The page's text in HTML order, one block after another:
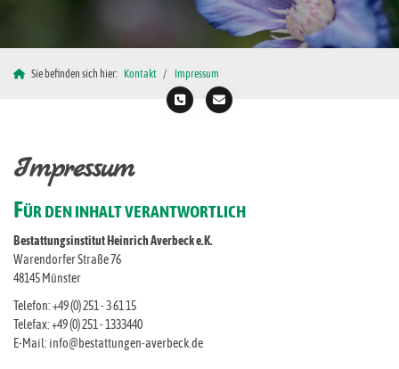
Sie befinden sich hier: Kontakt Impressum
Impressum
FÜR DEN INHALT VERANTWORTLICH
Bestattungsinstitut Heinrich Averbeck e.K.
Warendorfer Straße 76
48145 Münster
Telefon: +49 (0) 251 - 3 61 15
Telefax: +49 (0) 251 - 1333440
E-Mail: info@bestattungen-averbeck.de